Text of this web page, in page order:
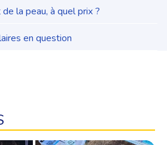
la peau, à quel prix ?
en question